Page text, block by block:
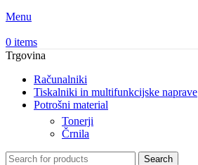
Menu
0 items
Trgovina
Računalniki
Tiskalniki in multifunkcijske naprave
Potrošni material
Tonerji
Črnila
Search